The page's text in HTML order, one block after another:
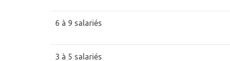
6 à 9 salariés
3 à 5 salariés